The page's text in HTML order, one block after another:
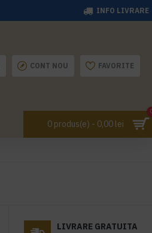
INFO LIVRARE
CONT NOU FAVORITE
0 produs(e) - 0,00 lei
LIVRARE GRATUITA